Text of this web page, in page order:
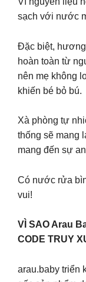
sạch với nước
Đặc biệt,
hoàn toàn từ
nên mẹ không
khiến bé bỏ bú.
Xà phòng tự
thống sẽ mang
mang đến sự
Có nước rửa
vui!
VÌ SAO Arau
CODE TRUY
arau.baby triển